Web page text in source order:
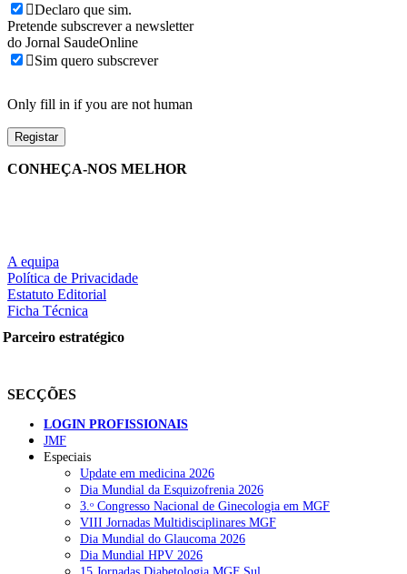
Declaro que sim.
Pretende subscrever a newsletter
do Jornal SaudeOnline
Sim quero subscrever
Only fill in if you are not human
CONHEÇA-NOS MELHOR
A equipa
Política de Privacidade
Estatuto Editorial
Ficha Técnica
Parceiro estratégico
SECÇÕES
LOGIN PROFISSIONAIS
JMF
Especiais
Update em medicina 2026
Dia Mundial da Esquizofrenia 2026
3.ᵒ Congresso Nacional de Ginecologia em MGF
VIII Jornadas Multidisciplinares MGF
Dia Mundial do Glaucoma 2026
Dia Mundial HPV 2026